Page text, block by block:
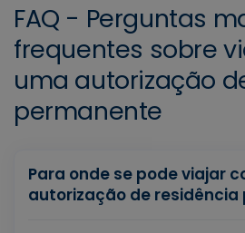
FAQ - Perguntas
frequentes sobre
uma autorização
permanente
Para onde se pode viajar
autorização de residência